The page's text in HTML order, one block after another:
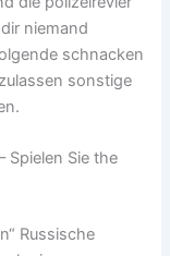
niemand
schnacken
sonstige
Spielen Sie the
Russische